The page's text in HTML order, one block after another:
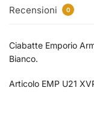
Recensioni 0
Ciabatte Emporio
Bianco.
Articolo EMP U21